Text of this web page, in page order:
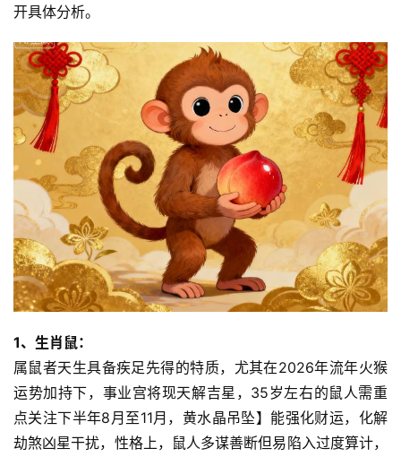
开具体分析。
1、生肖鼠：
属鼠者天生具备疾足先得的特质，尤其在2026年流年火猴
运势加持下，事业宫将现天解吉星，35岁左右的鼠人需重
点关注下半年8月至11月，黄水晶吊坠】能强化财运，化解
劫煞凶星干扰，性格上，鼠人多谋善断但易陷入过度算计，